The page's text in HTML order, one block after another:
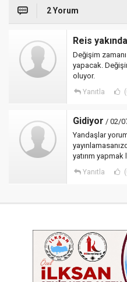
2 Yorum
Reis
Değişim
yapacak.
oluyor.
Yanıtla
Gidiyor / 02/
Yandaşlar
yatırım yapmak
Yanıtla